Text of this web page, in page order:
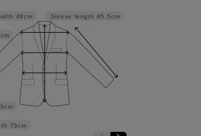
Sleeve length 65.5cm
75cm
48cm